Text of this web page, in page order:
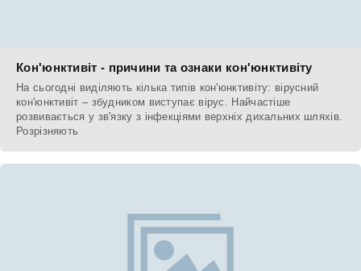
Кон'юнктивіт - причини та ознаки кон'юнктивіту
На сьогодні виділяють кілька типів кон'юнктивіту: вірусний
кон'юнктивіт – збудником виступає вірус. Найчастіше
розвивається у зв'язку з інфекціями верхніх дихальних шляхів.
Розрізняють